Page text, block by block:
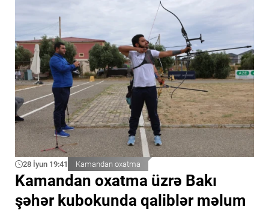
28 İyun 19:41 Kamandan oxatma
Kamandan oxatma üzrə Bakı
şəhər kubokunda qaliblər məlum